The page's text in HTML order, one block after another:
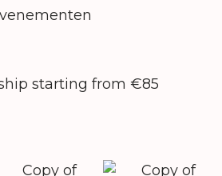
starting from €85